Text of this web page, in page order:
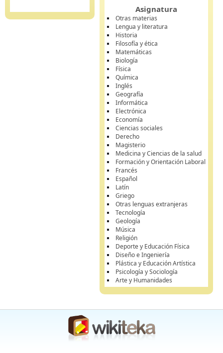
Asignatura
Otras materias
Lengua y literatura
Historia
Filosofía y ética
Matemáticas
Biología
Física
Química
Inglés
Geografía
Informática
Electrónica
Economía
Ciencias sociales
Derecho
Magisterio
Medicina y Ciencias de la salud
Formación y Orientación Laboral
Francés
Español
Latín
Griego
Otras lenguas extranjeras
Tecnología
Geología
Música
Religión
Deporte y Educación Física
Diseño e Ingeniería
Plástica y Educación Artística
Psicología y Sociología
Arte y Humanidades